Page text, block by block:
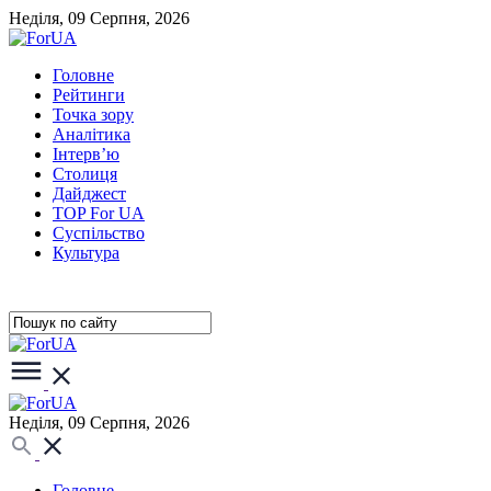
Неділя, 09 Серпня, 2026
Головне
Рейтинги
Точка зору
Аналітика
Інтерв’ю
Столиця
Дайджест
TOP For UA
Суспiльство
Культура
Неділя, 09 Серпня, 2026